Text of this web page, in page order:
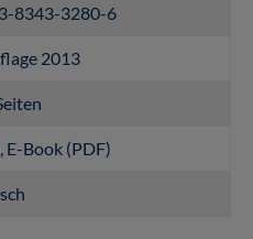
8343-3280-6
2013
, E-Book (PDF)